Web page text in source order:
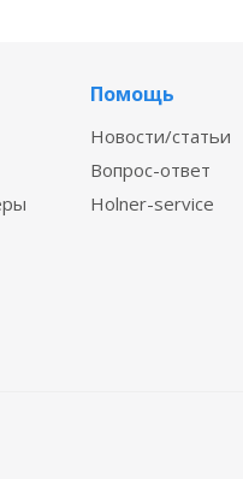
Помощь
Новости/статьи
Вопрос-ответ
Holner-service